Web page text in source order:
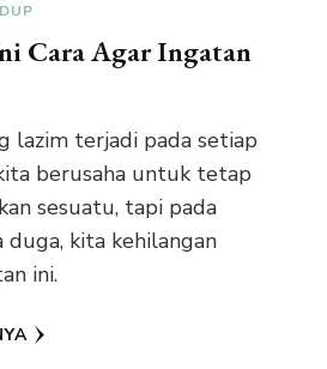
Cara Agar Ingatan
lazim terjadi pada setiap
berusaha untuk tetap
sesuatu, tapi pada
kita kehilangan
ini.